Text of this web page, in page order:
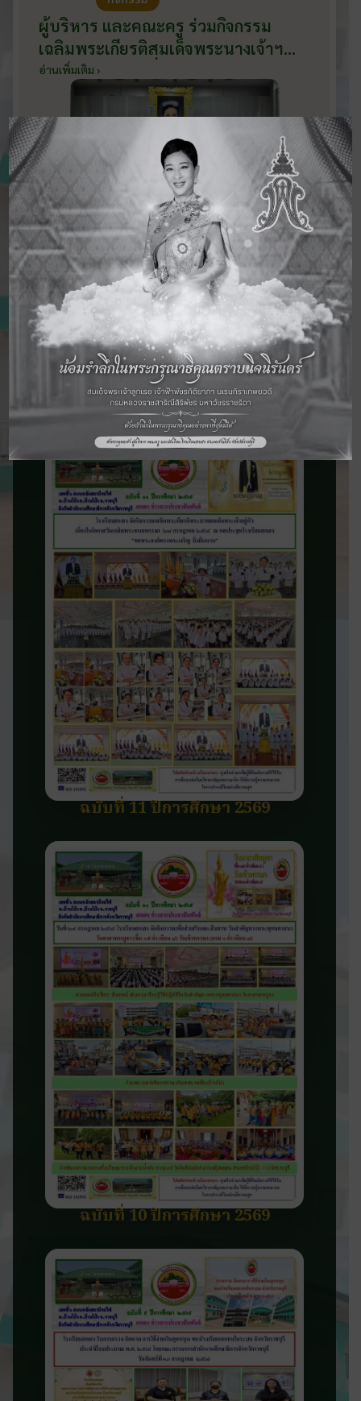
ผู้บริหาร และคณะครู ร่วมกิจกรรม
เฉลิมพระเกียรติสมเด็จพระนางเจ้าฯ
พระบรมราชินี เนื่องในโอกาสวันเฉลิม
พระชนมพรรษา กับหน่วยงานอำเภอ
เมืองบ้านโป่ง ณ ศาลาประชาคมริมน้ำ
วันที่ 3 มิถุนายน 2569
อ่านเพิ่มเติม ›
ดูข่าวสารทั้งหมด
จดหมายข่าว
ประชาสัมพันธ์
ติดตามข่าวสารและความเคลื่อนไหวของ
โรงเรียน
ฉบับที่ 11 ปีการศึกษา 2569
ฉบับที่ 10 ปีการศึกษา 2569